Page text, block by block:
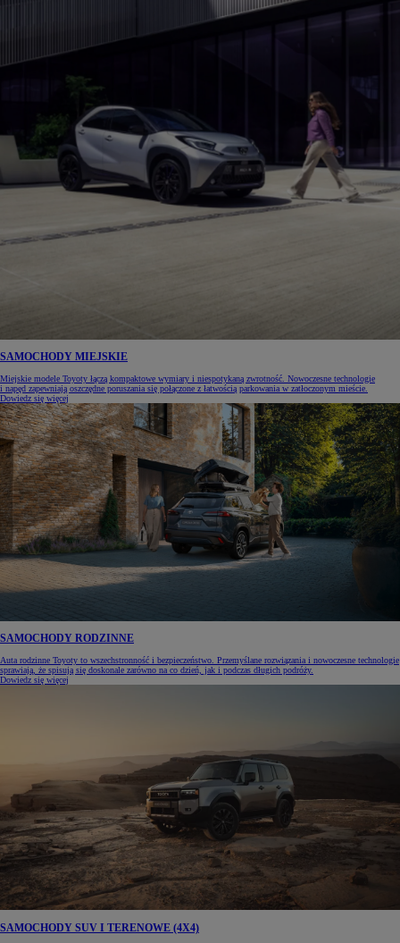
SAMOCHODY MIEJSKIE
Miejskie modele Toyoty łączą kompaktowe wymiary i niespotykaną zwrotność. Nowoczesne technologie
i napęd zapewniają oszczędne poruszania się połączone z łatwością parkowania w zatłoczonym mieście.
Dowiedz się więcej
SAMOCHODY RODZINNE
Auta rodzinne Toyoty to wszechstronność i bezpieczeństwo. Przemyślane rozwiązania i nowoczesne technologie
sprawiają, że spisują się doskonale zarówno na co dzień, jak i podczas długich podróży.
Dowiedz się więcej
SAMOCHODY SUV I TERENOWE (4X4)